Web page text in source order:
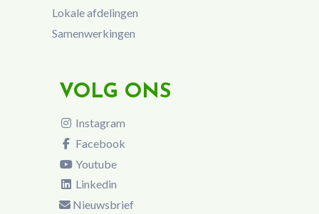
Lokale afdelingen
Samenwerkingen
VOLG ONS
Instagram
Facebook
Youtube
Linkedin
Nieuwsbrief